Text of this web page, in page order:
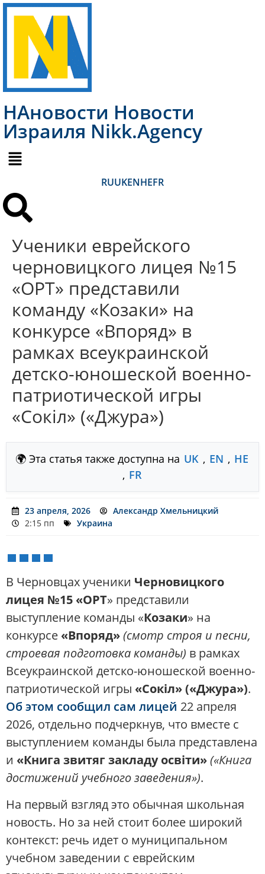
НАновости Новости
Израиля Nikk.Agency
RUUKENHEFR
Ученики еврейского
черновицкого лицея №15
«ОРТ» представили
команду «Козаки» на
конкурсе «Впоряд» в
рамках всеукраинской
детско-юношеской военно-
патриотической игры
«Сокіл» («Джура»)
🌍 Эта статья также доступна на UK , EN , HE
, FR
23 апреля, 2026
Александр Хмельницкий
2:15 пп
Украина
В Черновцах ученики Черновицкого
лицея №15 «ОРТ» представили
выступление команды «Козаки» на
конкурсе «Впоряд»(смотр строя и песни,
строевая подготовка команды) в рамках
Всеукраинской детско-юношеской военно-
патриотической игры «Сокіл» («Джура»).
Об этом сообщил сам лицей 22 апреля
2026, отдельно подчеркнув, что вместе с
выступлением команды была представлена
и «Книга звитяг закладу освіти»(«Книга
достижений учебного заведения»).
На первый взгляд это обычная школьная
новость. Но за ней стоит более широкий
контекст: речь идет о муниципальном
учебном заведении с еврейским